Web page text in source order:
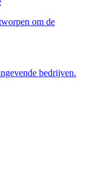
om de
bedrijven.